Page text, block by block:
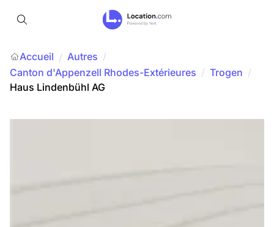
Accueil / Autres /
Canton d'Appenzell Rhodes-Extérieures / Trogen /
Haus Lindenbühl AG